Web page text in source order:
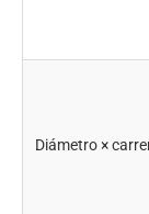
Diámetro ×